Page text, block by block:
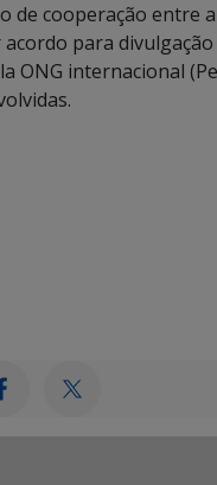
cooperação entre
para
ONG internacional